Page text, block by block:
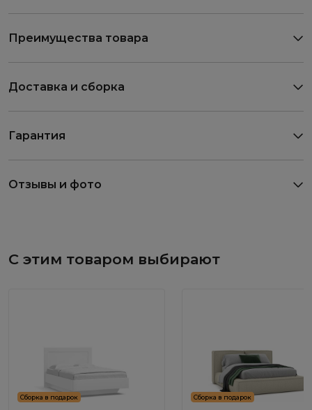
Преимущества товара
Доставка и сборка
Гарантия
Отзывы и фото
С этим товаром выбирают
Сборка в подарок Сборка в подарок